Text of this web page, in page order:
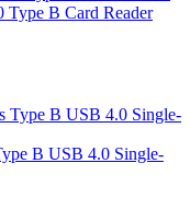
Type B Card Reader
B USB 4.0 Single-